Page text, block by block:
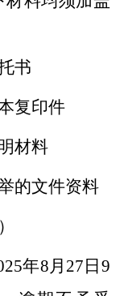
书
复印件
材料
的文件资料
年8 月 27 日 9